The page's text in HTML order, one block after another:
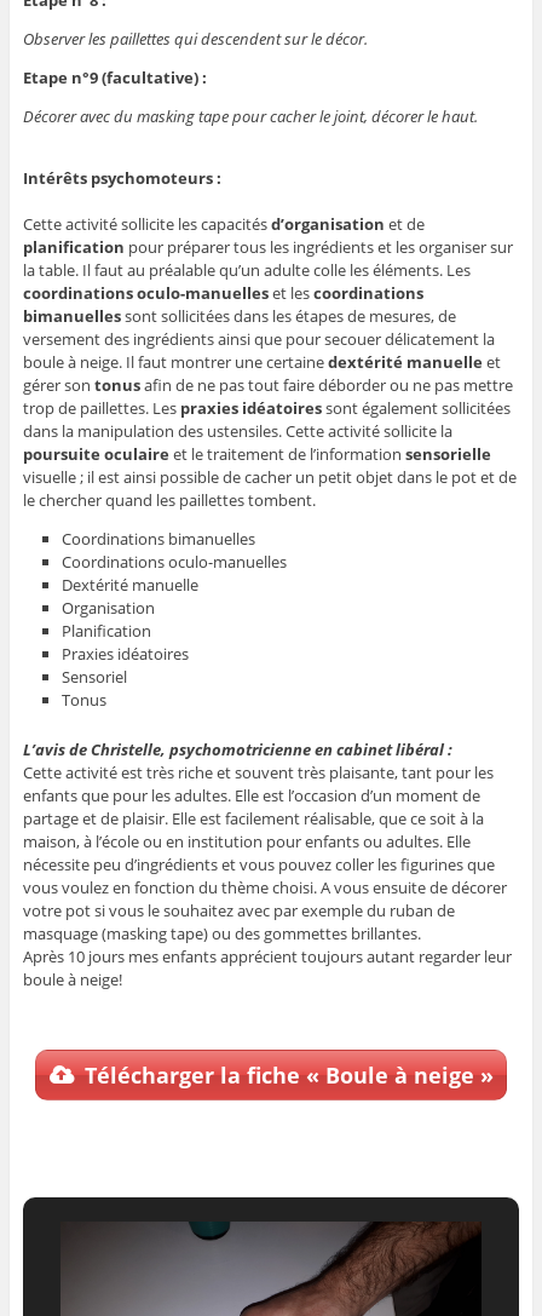
Observer les paillettes qui descendent sur le décor.
Etape n°9 (facultative) :
Décorer avec du masking tape pour cacher le joint, décorer le haut.
Intérêts psychomoteurs :
Cette activité sollicite les capacitésd’organisation et de
planification pour préparer tous les ingrédients et les organiser sur
la table. Il faut au préalable qu’un adulte colle les éléments. Les
coordinations oculo-manuelleset lescoordinations
bimanuellessont sollicitées dans les étapes de mesures, de
versement des ingrédients ainsi que pour secouer délicatement la
boule à neige. Il faut montrer une certainedextérité manuelle et
gérer son tonusafin de ne pas tout faire déborder ou ne pas mettre
trop de paillettes. Les praxies idéatoiressont également sollicitées
dans la manipulation des ustensiles. Cette activité sollicite la
poursuite oculaire et le traitement de l’information sensorielle
visuelle ; il est ainsi possible de cacher un petit objet dans le pot et de
le chercher quand les paillettes tombent.
Coordinations bimanuelles
Coordinations oculo-manuelles
Dextérité manuelle
Organisation
Planification
Praxies idéatoires
Sensoriel
Tonus
L’avis de Christelle, psychomotricienne en cabinet libéral :
Cette activité est très riche et souvent très plaisante, tant pour les
enfants que pour les adultes. Elle est l’occasion d’un moment de
partage et de plaisir. Elle est facilement réalisable, que ce soit à la
maison, à l’école ou en institution pour enfants ou adultes. Elle
nécessite peu d’ingrédients et vous pouvez coller les figurines que
vous voulez en fonction du thème choisi.A vous ensuite de décorer
votre pot si vous le souhaitez avec par exemple du ruban de
masquage (masking tape) ou des gommettes brillantes.
Après 10 jours mes enfants apprécient toujours autant regarder leur
boule à neige!
Télécharger la fiche « Boule à neige »